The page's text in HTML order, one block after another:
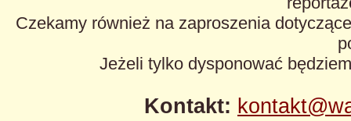
Czekamy również na zaproszenia
Jeżeli tylko dysponować
Kontakt: